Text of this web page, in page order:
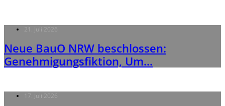
21. Juli 2026
Neue BauO NRW beschlossen:
Genehmigungsfiktion, Um...
17. Juli 2026